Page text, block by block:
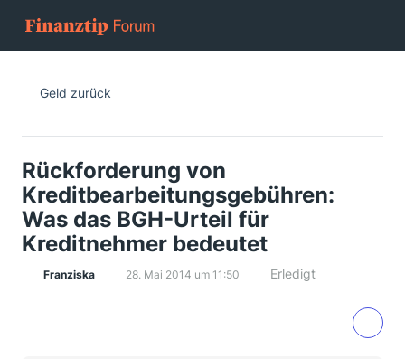
Geld zurück
Rückforderung von
Kreditbearbeitungsgebühren:
Was das BGH-Urteil für
Kreditnehmer bedeutet
Franziska 28. Mai 2014 um 11:50 Erledigt